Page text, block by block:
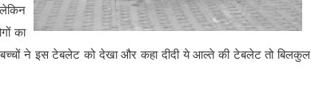
का
ने इस टेबलेट को देखा और कहा दीदी ये आल्ते की टेबलेट तो बिलकुल